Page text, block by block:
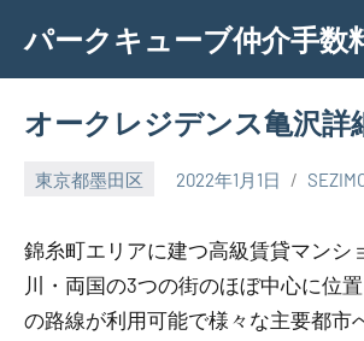
content
パークキューブ仲介手数
オークレジデンス亀沢詳
東京都墨田区 2022年1月1日
錦糸町エリアに建つ高級賃貸マンシ
川・両国の3つの街のほぼ中心に位
の路線が利用可能で様々な主要都市